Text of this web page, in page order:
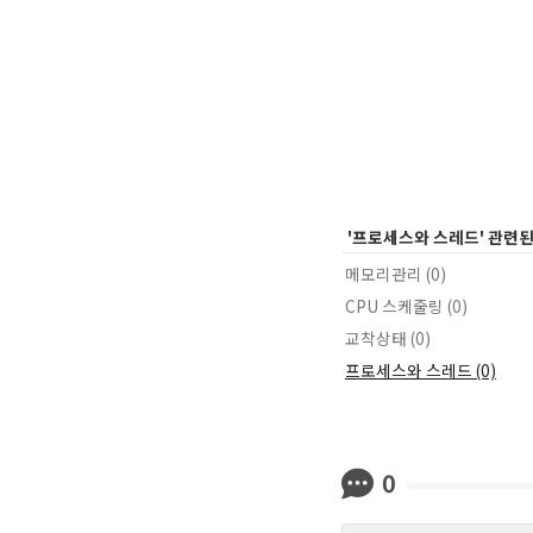
'프로세스와 스레드' 관련
메모리관리 (0)
CPU 스케줄링 (0)
교착상태 (0)
프로세스와 스레드 (0)
0